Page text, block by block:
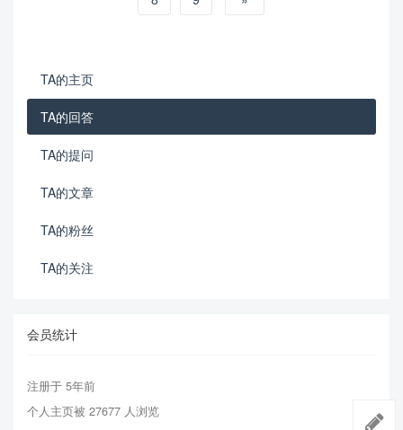
TA的主页
TA的回答
TA的提问
TA的文章
TA的粉丝
TA的关注
会员统计
注册于 5年前
个人主页被 27677 人浏览